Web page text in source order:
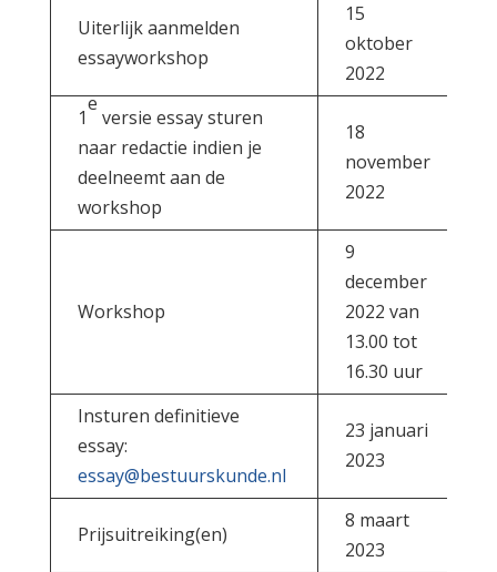
Uiterlijk aanmelden
essayworkshop
15
oktober
2022
1
e
versie essay sturen
naar redactie indien je
deelneemt aan de
workshop
18
november
2022
Workshop
9
december
2022 van
13.00 tot
16.30 uur
Insturen definitieve
essay:
essay@bestuurskunde.nl
23 januari
2023
Prijsuitreiking(en)
8 maart
2023